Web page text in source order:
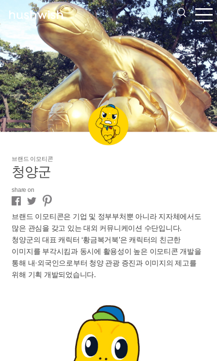
브랜드 이모티콘
청양군
share on
브랜드 이모티콘은 기업 및 정부부처뿐 아니라 지자체에서도
많은 관심을 갖고 있는 대외 커뮤니케이션 수단입니다.
청양군의 대표 캐릭터 ‘황금복거북’은 캐릭터의 친근한
이미지를 부각시킴과 동시에 활용성이 높은 이모티콘 개발을
통해 내·외국인으로부터 청양 관광 증진과 이미지의 제고를
위해 기획 개발되었습니다.